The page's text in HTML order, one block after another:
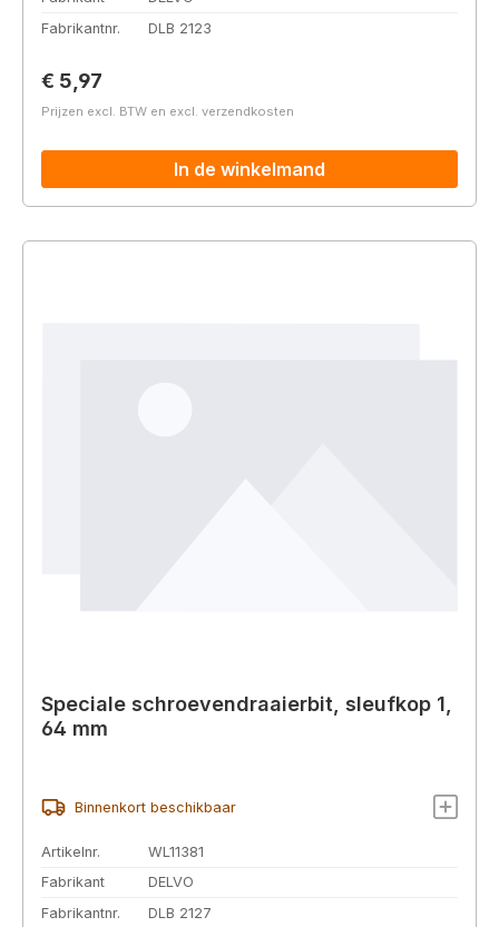
Fabrikantnr.
DLB 2123
Normale prijs:
€ 5,97
Prijzen excl. BTW en excl. verzendkosten
In de winkelmand
Speciale schroevendraaierbit, sleufkop 1,
64 mm
Binnenkort beschikbaar
Artikelnr.
WL11381
Fabrikant
DELVO
Fabrikantnr.
DLB 2127